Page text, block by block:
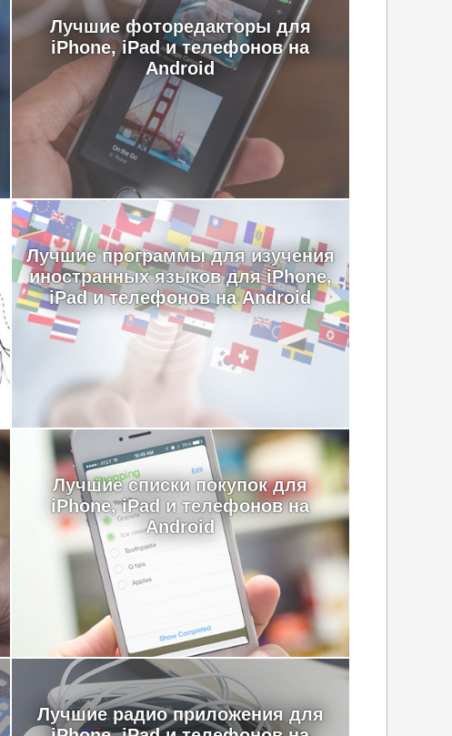
Лучшие фоторедакторы для
iPhone, iPad и телефонов на
Android
Лучшие программы для изучения
иностранных языков для iPhone,
iPad и телефонов на Android
Лучшие cписки покупок для
iPhone, iPad и телефонов на
Android
Лучшие радио приложения для